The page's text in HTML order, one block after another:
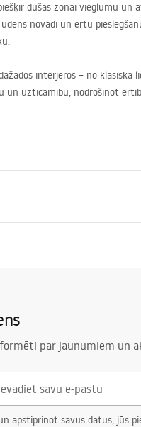
dušas zonai vieglumu un
novadi un ērtu
interjeros – no klasiskā
uzticamību, nodrošinot
900mm
Nē
24 mēneši
par jaunumiem un
apstiprinot savus datus, jūs